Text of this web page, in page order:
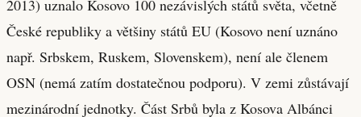
2013) uznalo Kosovo 100 nezávislých států světa, včetně
České republiky a většiny států EU (Kosovo není uznáno
např. Srbskem, Ruskem, Slovenskem), není ale členem
OSN (nemá zatím dostatečnou podporu). V zemi zůstávají
mezinárodní jednotky. Část Srbů byla z Kosova Albánci